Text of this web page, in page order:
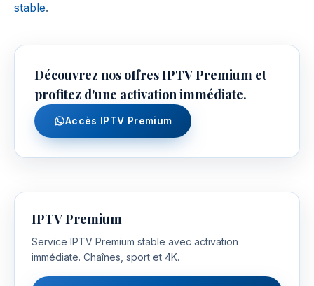
stable.
Découvrez nos offres IPTV Premium et
profitez d'une activation immédiate.
Accès IPTV Premium
IPTV Premium
Service IPTV Premium stable avec activation
immédiate. Chaînes, sport et 4K.